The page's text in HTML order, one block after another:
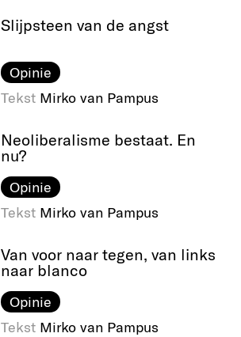
Slijpsteen van de angst
Opinie
Tekst Mirko van Pampus
Neoliberalisme bestaat. En
nu?
Opinie
Tekst Mirko van Pampus
Van voor naar tegen, van links
naar blanco
Opinie
Tekst Mirko van Pampus